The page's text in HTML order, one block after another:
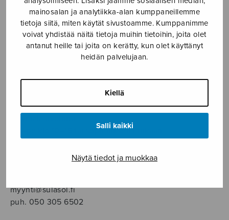
mainosalan ja analytiikka-alan kumppaneillemme
tietoja siitä, miten käytät sivustoamme. Kumppanimme
voivat yhdistää näitä tietoja muihin tietoihin, joita olet
antanut heille tai joita on kerätty, kun olet käyttänyt
heidän palvelujaan.
Kiellä
Salli kaikki
Näytä tiedot ja muokkaa
SOITINMUSIIKKI
YKSINLAULU
Sulasol nuottikauppa
ma–pe klo 10–16 tai sopimuksen mukaan
Tallberginkatu 1 B, 1,5 krs.
myynti@sulasol.fi
puh. 050 305 6502